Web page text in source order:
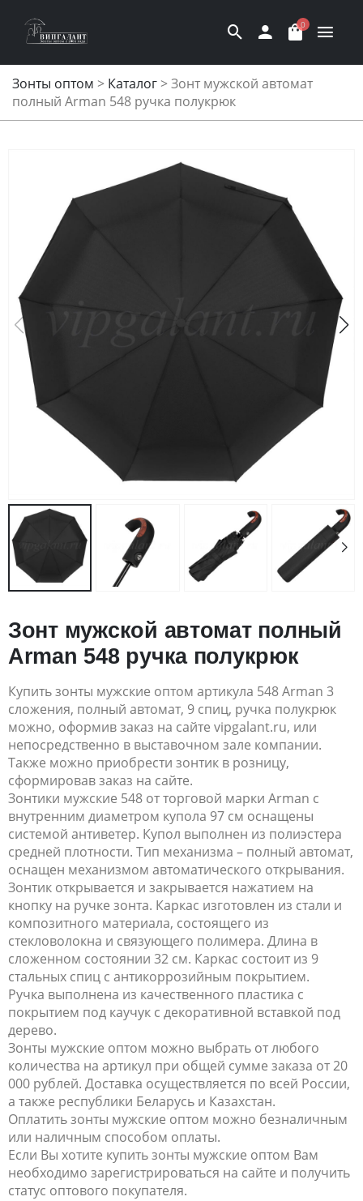
0
Зонты оптом > Каталог>Зонт мужской автомат
полный Arman 548 ручка полукрюк
Зонт мужской автомат полный
Arman 548 ручка полукрюк
Купить зонты мужские оптом артикула 548 Arman 3
сложения, полный автомат, 9 спиц, ручка полукрюк
можно, оформив заказ на сайте vipgalant.ru, или
непосредственно в выставочном зале компании.
Также можно приобрести зонтик в розницу,
сформировав заказ на сайте.
Зонтики мужские 548 от торговой марки Arman с
внутренним диаметром купола 97 см оснащены
системой антиветер. Купол выполнен из полиэстера
средней плотности. Тип механизма – полный автомат,
оснащен механизмом автоматического открывания.
Зонтик открывается и закрывается нажатием на
кнопку на ручке зонта. Каркас изготовлен из стали и
композитного материала, состоящего из
стекловолокна и связующего полимера. Длина в
сложенном состоянии 32 см. Каркас состоит из 9
стальных спиц с антикоррозийным покрытием.
Ручка выполнена из качественного пластика с
покрытием под каучук с декоративной вставкой под
дерево.
Зонты мужские оптом можно выбрать от любого
количества на артикул при общей сумме заказа от 20
000 рублей. Доставка осуществляется по всей России,
а также республики Беларусь и Казахстан.
Оплатить зонты мужские оптом можно безналичным
или наличным способом оплаты.
Если Вы хотите купить зонты мужские оптом Вам
необходимо зарегистрироваться на сайте и получить
статус оптового покупателя.